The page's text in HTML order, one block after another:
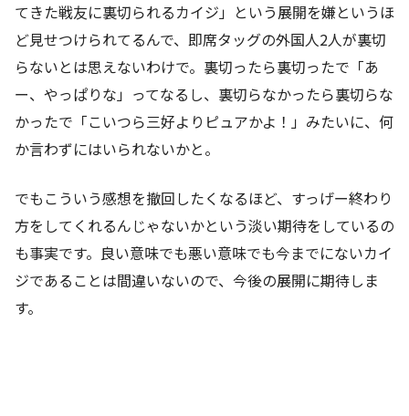
てきた戦友に裏切られるカイジ」という展開を嫌というほ
ど見せつけられてるんで、即席タッグの外国人2人が裏切
らないとは思えないわけで。裏切ったら裏切ったで「あ
ー、やっぱりな」ってなるし、裏切らなかったら裏切らな
かったで「こいつら三好よりピュアかよ！」みたいに、何
か言わずにはいられないかと。
でもこういう感想を撤回したくなるほど、すっげー終わり
方をしてくれるんじゃないかという淡い期待をしているの
も事実です。良い意味でも悪い意味でも今までにないカイ
ジであることは間違いないので、今後の展開に期待しま
す。